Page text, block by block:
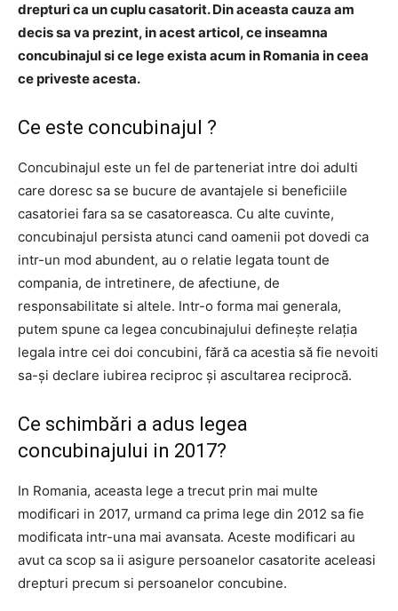
drepturi ca un cuplu casatorit. Din aceasta cauza am
decis sa va prezint, in acest articol, ce inseamna
concubinajul si ce lege exista acum in Romania in ceea
ce priveste acesta.
Ce este concubinajul ?
Concubinajul este un fel de parteneriat intre doi adulti
care doresc sa se bucure de avantajele si beneficiile
casatoriei fara sa se casatoreasca. Cu alte cuvinte,
concubinajul persista atunci cand oamenii pot dovedi ca
intr-un mod abundent, au o relatie legata tount de
compania, de intretinere, de afectiune, de
responsabilitate si altele. Intr-o forma mai generala,
putem spune ca legea concubinajului definește relația
legala intre cei doi concubini, fără ca acestia să fie nevoiti
sa-și declare iubirea reciproc și ascultarea reciprocă.
Ce schimbări a adus legea
concubinajului in 2017?
In Romania, aceasta lege a trecut prin mai multe
modificari in 2017, urmand ca prima lege din 2012 sa fie
modificata intr-una mai avansata. Aceste modificari au
avut ca scop sa ii asigure persoanelor casatorite aceleasi
drepturi precum si persoanelor concubine.